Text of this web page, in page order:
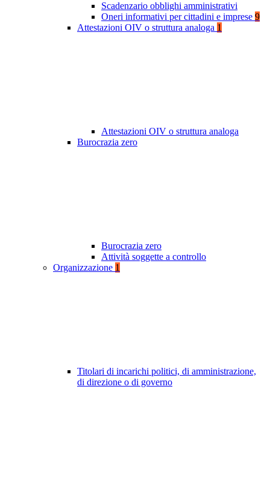
Scadenzario obblighi amministrativi
Oneri informativi per cittadini e imprese 9
Attestazioni OIV o struttura analoga 1
Attestazioni OIV o struttura analoga
Burocrazia zero
Burocrazia zero
Attività soggette a controllo
Organizzazione 1
Titolari di incarichi politici, di amministrazione,
di direzione o di governo